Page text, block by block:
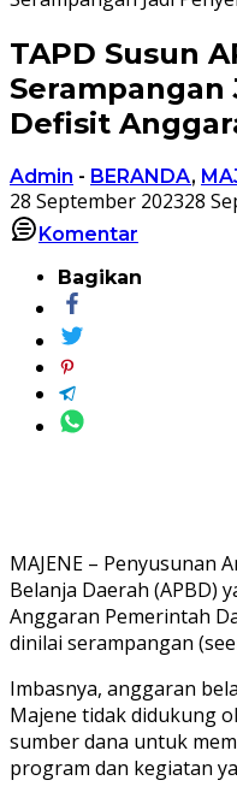
TAPD Susun
Serampangan
Defisit
Admin - BERANDA,
28 September 202328
Komentar
Bagikan
MAJENE – Penyusunan
Belanja Daerah (APBD)
Anggaran Pemerintah
dinilai serampangan
Imbasnya, anggaran
Majene tidak didukung
sumber dana untuk
program dan kegiatan